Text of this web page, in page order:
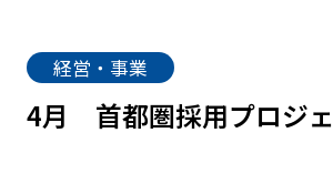
経営・事業
4月 首都圏採用プロジ